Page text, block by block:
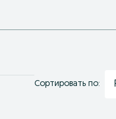
Сортировать по: